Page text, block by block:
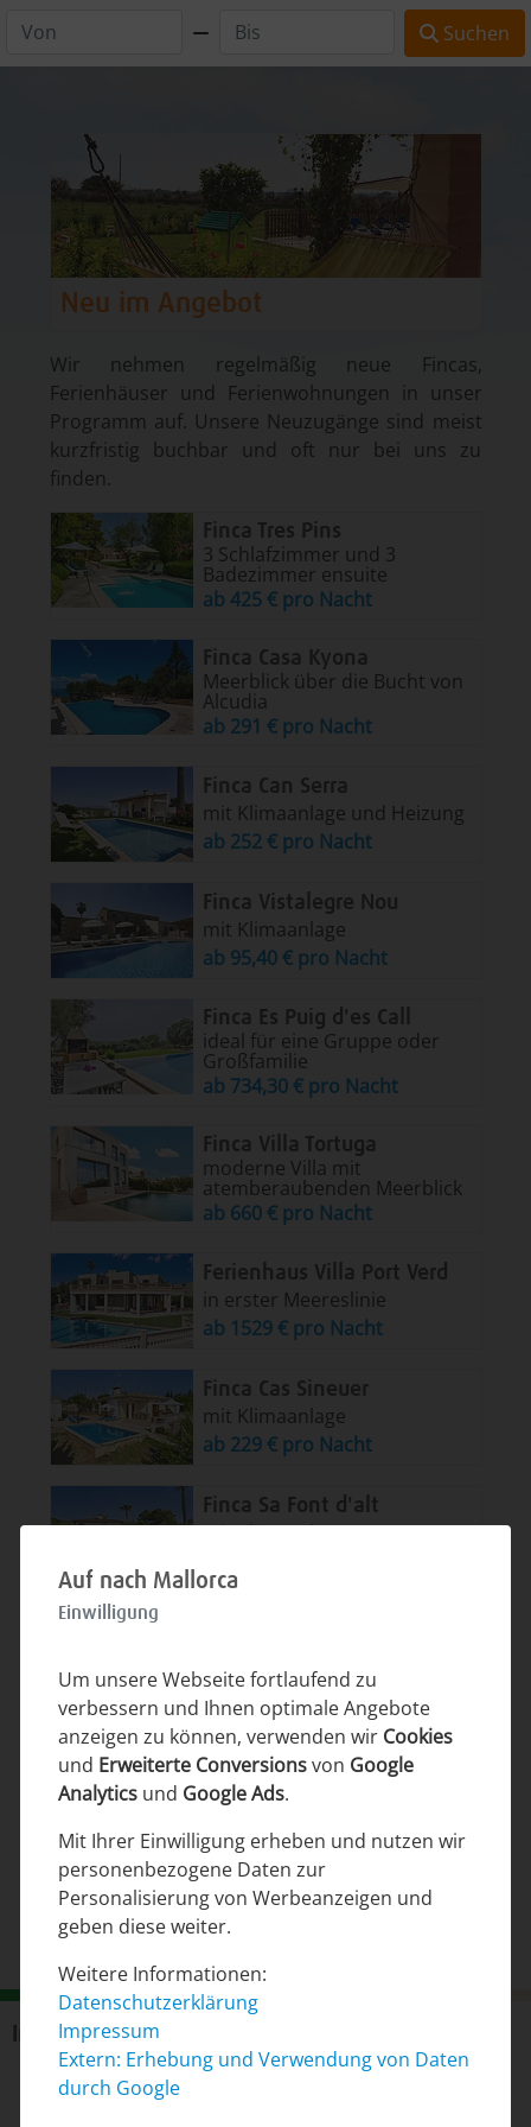
Neu im Angebot
Wir nehmen regelmäßig neue Fincas,
Ferienhäuser und Ferienwohnungen in unser
Programm auf. Unsere Neuzugänge sind meist
kurzfristig buchbar und oft nur bei uns zu
finden.
Finca Tres Pins
3 Schlafzimmer und 3
Badezimmer ensuite
ab 425 € pro Nacht
Finca Casa Kyona
Meerblick über die Bucht von
Alcudia
ab 291 € pro Nacht
Finca Can Serra
mit Klimaanlage und Heizung
ab 252 € pro Nacht
Finca Vistalegre Nou
mit Klimaanlage
ab 95,40 € pro Nacht
Finca Es Puig d'es Call
ideal für eine Gruppe oder
Großfamilie
ab 734,30 € pro Nacht
Finca Villa Tortuga
moderne Villa mit
atemberaubenden Meerblick
ab 660 € pro Nacht
Ferienhaus Villa Port Verd
in erster Meereslinie
ab 1529 € pro Nacht
Finca Cas Sineuer
mit Klimaanlage
ab 229 € pro Nacht
Finca Sa Font d'alt
mit Klimaanlage
ab 621,90 € pro Nacht
Finca Casa Kyona
Meerblick über die Bucht von
Alcudia
ab 291 € pro Nacht
Finca Can Serra
mit Klimaanlage und Heizung
ab 252 € pro Nacht
Informationen
F.A.Q.
Suchen
Auf nach Mallorca
Einwilligung
Um unsere Webseite fortlaufend zu
verbessern und Ihnen optimale Angebote
anzeigen zu können, verwenden wir Cookies
und Erweiterte Conversionsvon Google
Analytics und Google Ads.
Mit Ihrer Einwilligung erheben und nutzen wir
personenbezogene Daten zur
Personalisierung von Werbeanzeigen und
geben diese weiter.
Weitere Informationen:
Datenschutzerklärung
Impressum
Extern: Erhebung und Verwendung von Daten
durch Google